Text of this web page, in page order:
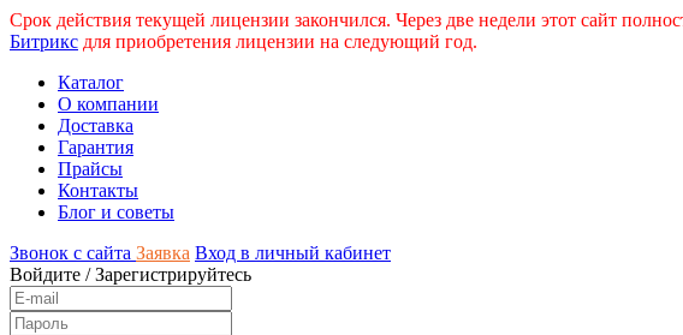
Срок действия текущей лицензии закончился. Через две недели этот сайт
Битрикс для приобретения лицензии на следующий год.
Каталог
О компании
Доставка
Гарантия
Прайсы
Контакты
Блог и советы
Звонок с сайта Заявка Вход в личный кабинет
Войдите /Зарегистрируйтесь